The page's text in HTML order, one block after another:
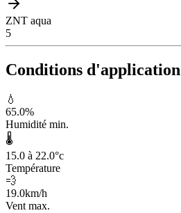
ZNT aqua
5
Conditions d'application
💧
65.0%
Humidité min.
🌡️
15.0 à 22.0°c
Température
💨
19.0km/h
Vent max.